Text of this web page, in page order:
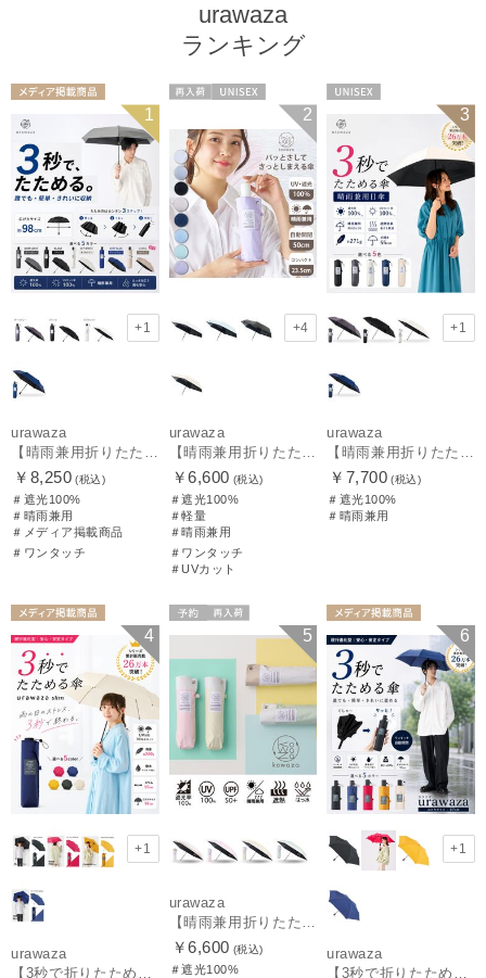
urawaza
ランキング
品
UNISEX 1
+1
urawaza
￥8,250 (税込)
＃遮光100%
＃晴雨兼用
＃メディア掲載商品
＃ワンタッチ
2
+4
urawaza
￥6,600 (税込)
＃遮光100%
＃軽量
＃晴雨兼用
＃ワンタッチ
＃UVカット
3
+1
urawaza
￥7,700 (税込)
＃遮光100%
＃晴雨兼用
品
UNISEX 4
+1
urawaza
品
ギフト向けUNISEX
5
urawaza
【晴雨兼用折りたたみ日傘】パッとさして、サッとしまえる傘コワザ(kowaza) ライトボーダー 50 遮光100% UV100%
￥6,600 (税込)
＃遮光100%
品
UNISEX 6
+1
urawaza